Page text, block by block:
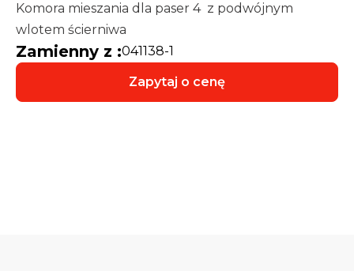
Komora mieszania dla paser 4 z podwójnym
wlotem ścierniwa
Zamienny z :041138-1
Zapytaj o cenę